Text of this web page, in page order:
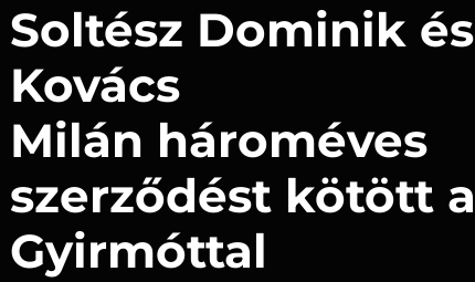
Soltész Dominik és
Kovács
Milán hároméves
szerződést kötött a
Gyirmóttal